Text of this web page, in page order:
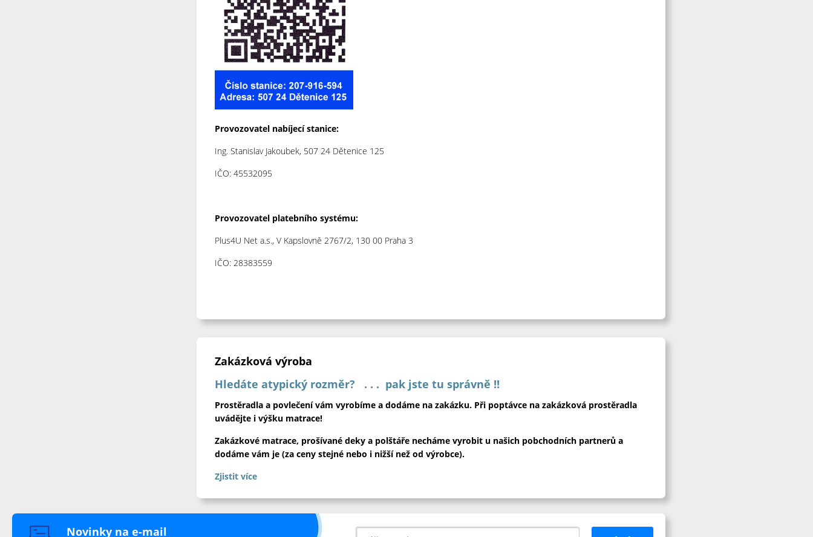
Provozovatel nabíjecí stanice:
Ing. Stanislav Jakoubek, 507 24 Dětenice 125
IČO: 45532095
Provozovatel platebního systému:
Plus4U Net a.s., V Kapslovně 2767/2, 130 00 Praha 3
IČO: 28383559
Zakázková výroba
Hledáte atypický rozměr? . . . pak jste tu správně !!
Prostěradla a povlečení vám vyrobíme a dodáme na zakázku. Při poptávce na zakázková prostěradla
uvádějte i výšku matrace!
Zakázkové matrace, prošívané deky a polštáře necháme vyrobit u našich pobchodních partnerů a
dodáme vám je (za ceny stejné nebo i nižší než od výrobce).
Zjistit více
Novinky na e-mail